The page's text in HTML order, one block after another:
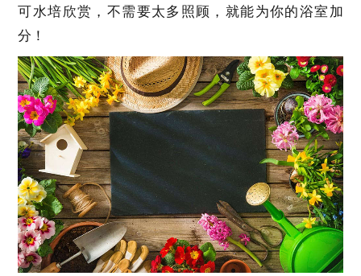
可水培欣赏，不需要太多照顾，就能为你的浴室加
分！